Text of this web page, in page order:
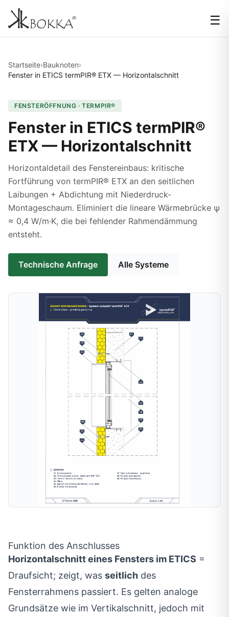
☰
Startseite›Bauknoten›
Fenster in ETICS termPIR® ETX — Horizontalschnitt
FENSTERÖFFNUNG · TERMPIR®
Fenster in ETICS termPIR®
ETX — Horizontalschnitt
Horizontaldetail des Fenstereinbaus: kritische
Fortführung von termPIR® ETX an den seitlichen
Laibungen + Abdichtung mit Niederdruck-
Montageschaum. Eliminiert die lineare Wärmebrücke ψ
≈ 0,4 W/m·K, die bei fehlender Rahmendämmung
entsteht.
Technische Anfrage Alle Systeme
Funktion des Anschlusses
Horizontalschnitt eines Fensters im ETICS =
Draufsicht; zeigt, was seitlich des
Fensterrahmens passiert. Es gelten analoge
Grundsätze wie im Vertikalschnitt, jedoch mit